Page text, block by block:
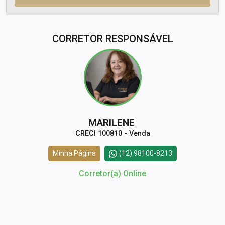
CORRETOR RESPONSÁVEL
MARILENE
CRECI 100810 - Venda
Minha Página (12) 98100-8213
Corretor(a) Online